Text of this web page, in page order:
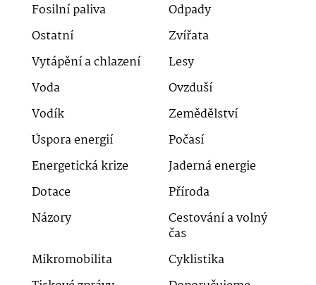
Fosilní paliva
Odpady
Ostatní
Zvířata
Vytápění a chlazení
Lesy
Voda
Ovzduší
Vodík
Zemědělství
Úspora energií
Počasí
Energetická krize
Jaderná energie
Dotace
Příroda
Názory
Cestování a volný
čas
Mikromobilita
Cyklistika